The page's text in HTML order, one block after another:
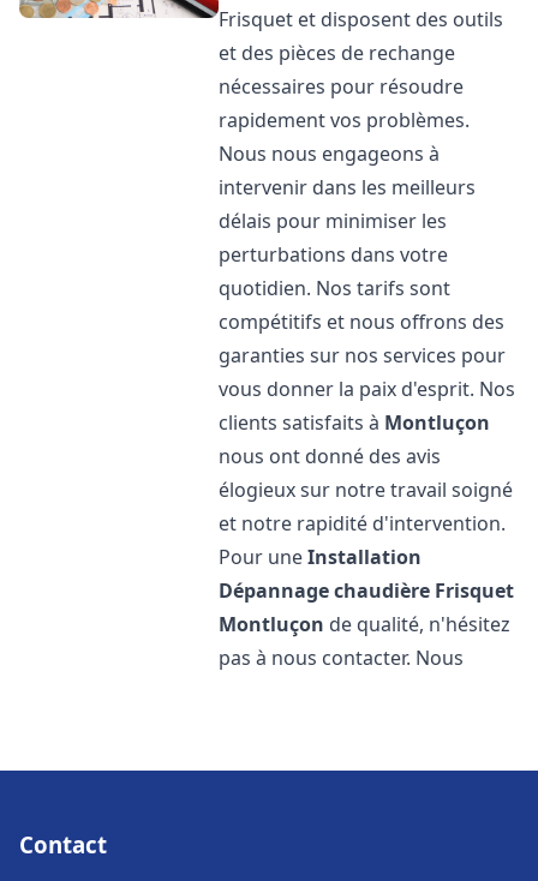
Frisquet et disposent des outils
et des pièces de rechange
nécessaires pour résoudre
rapidement vos problèmes.
Nous nous engageons à
intervenir dans les meilleurs
délais pour minimiser les
perturbations dans votre
quotidien. Nos tarifs sont
compétitifs et nous offrons des
garanties sur nos services pour
vous donner la paix d'esprit. Nos
clients satisfaits à Montluçon
nous ont donné des avis
élogieux sur notre travail soigné
et notre rapidité d'intervention.
Pour uneInstallation
Dépannage chaudière Frisquet
Montluçon de qualité, n'hésitez
pas à nous contacter. Nous
Contact